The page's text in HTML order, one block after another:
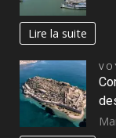
Lire la suite